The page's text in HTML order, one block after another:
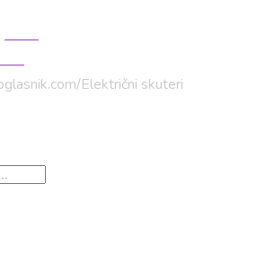
Električni skuteri